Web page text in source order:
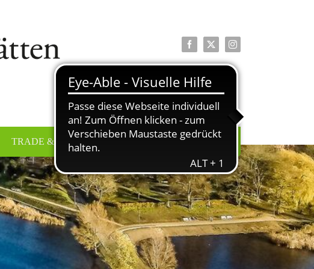
Facebook
X Instagram
TRADE & PRESSE